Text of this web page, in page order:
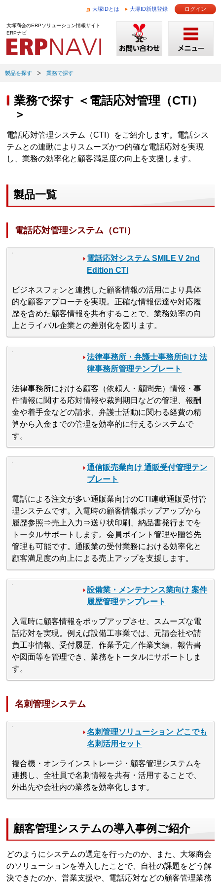
大塚IDとは 大塚ID新規登録 ログイン
大塚商会のERPソリューション情報サイト
ERPナビ
製品を探す 業務で探す
業務で探す ＜電話応対管理（CTI）
＞
電話応対管理システム（CTI）をご紹介します。電話シス
テムとの連動によりスムーズかつ的確な電話応対を実現
し、業務の効率化と顧客満足度の向上を支援します。
製品一覧
電話応対管理システム（CTI）
電話応対システム SMILE V 2nd
Edition CTI
ビジネスフォンと連携した顧客情報の活用により具体
的な顧客アプローチを実現。正確な情報伝達や対応履
歴を含めた顧客情報を共有することで、業務効率の向
上とライバル企業との差別化を図ります。
法律事務所・弁護士事務所向け 法
律事務所管理テンプレート
法律事務所における顧客（依頼人・顧問先）情報・事
件情報に関する応対情報や裁判期日などの管理、報酬
金や着手金などの請求、弁護士活動に関わる経費の精
算から入金までの管理を効率的に行えるシステムで
す。
通信販売業向け 通販受付管理テン
プレート
電話による注文が多い通販業向けのCTI連動通販受付管
理システムです。入電時の顧客情報ポップアップから
履歴参照⇒売上入力⇒送り状印刷、納品書発行までを
トータルサポートします。会員ポイント管理や贈答先
管理も可能です。通販業の受付業務における効率化と
顧客満足度の向上による売上アップを支援します。
設備業・メンテナンス業向け 案件
履歴管理テンプレート
入電時に顧客情報をポップアップさせ、スムーズな電
話応対を実現。例えば設備工事業では、元請会社や請
負工事情報、受付履歴、作業予定／作業実績、報告書
や図面等を管理でき、業務をトータルにサポートしま
す。
名刺管理システム
名刺管理ソリューション どこでも
名刺活用セット
複合機・オンラインストレージ・顧客管理システムを
連携し、全社員で名刺情報を共有・活用することで、
外出先や会社内の業務を効率化します。
顧客管理システムの導入事例ご紹介
どのようにシステムの選定を行ったのか、また、大塚商会
のソリューションを導入したことで、自社の課題をどう解
決できたのか、営業支援や、電話応対などの顧客管理業務